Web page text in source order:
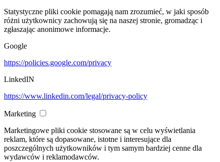
Statystyczne pliki cookie pomagają nam zrozumieć, w jaki sposób
różni użytkownicy zachowują się na naszej stronie, gromadząc i
zgłaszając anonimowe informacje.
Google
https://policies.google.com/privacy
LinkedIN
https://www.linkedin.com/legal/privacy-policy
Marketing
Marketingowe pliki cookie stosowane są w celu wyświetlania
reklam, które są dopasowane, istotne i interesujące dla
poszczególnych użytkowników i tym samym bardziej cenne dla
wydawców i reklamodawców.